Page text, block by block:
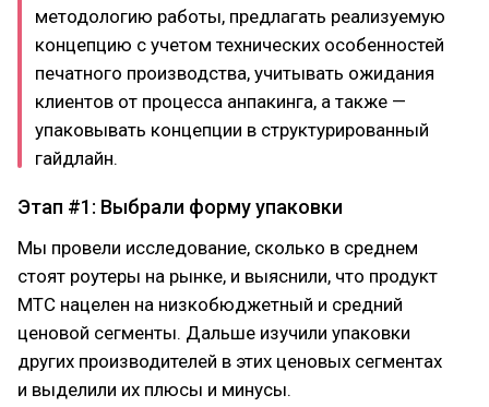
методологию работы, предлагать реализуемую
концепцию с учетом технических особенностей
печатного производства, учитывать ожидания
клиентов от процесса анпакинга, а также —
упаковывать концепции в структурированный
гайдлайн.
Этап #1: Выбрали форму упаковки
Мы провели исследование, сколько в среднем
стоят роутеры на рынке, и выяснили, что продукт
МТС нацелен на низкобюджетный и средний
ценовой сегменты. Дальше изучили упаковки
других производителей в этих ценовых сегментах
и выделили их плюсы и минусы.